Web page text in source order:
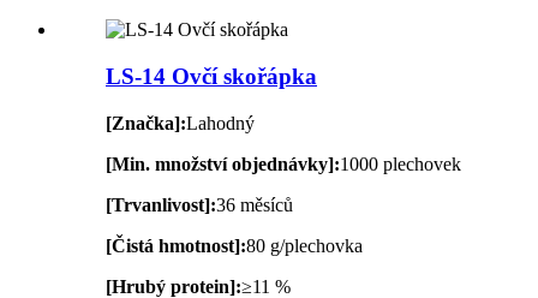
LS-14 Ovčí skořápka
[Značka]:Lahodný
[Min. množství objednávky]:1000 plechovek
[Trvanlivost]:36 měsíců
[Čistá hmotnost]:80 g/plechovka
[Hrubý protein]:≥11 %